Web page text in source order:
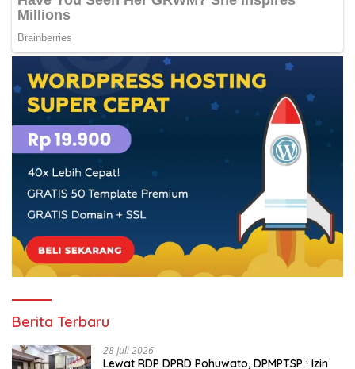
Berita Terbaru
28 Juli 2026
Lewat RDP DPRD Pohuwato, DPMPTSP : Izin